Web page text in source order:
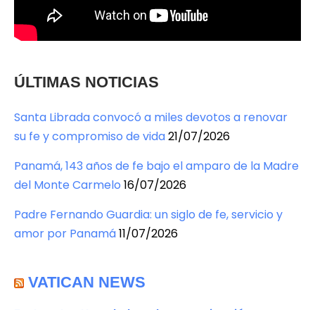
ÚLTIMAS NOTICIAS
Santa Librada convocó a miles devotos a renovar
su fe y compromiso de vida21/07/2026
Panamá, 143 años de fe bajo el amparo de la Madre
del Monte Carmelo 16/07/2026
Padre Fernando Guardia: un siglo de fe, servicio y
amor por Panamá11/07/2026
VATICAN NEWS